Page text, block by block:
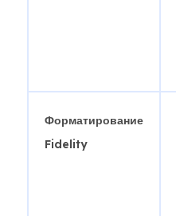
Форматирование
Fidelity